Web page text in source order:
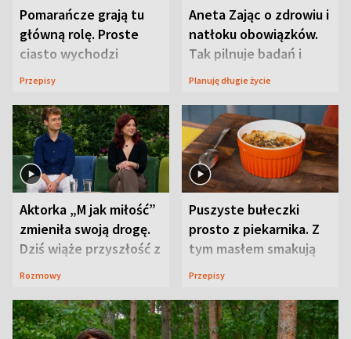
Pomarańcze grają tu
główną rolę. Proste
ciasto wychodzi
wyjątkowo wilgotne
Przepisy
Aneta Zając o zdrowiu i
natłoku obowiązków.
Tak pilnuje badań i
wizyt
Planuję długie życie
Aktorka „M jak miłość”
zmieniła swoją drogę.
Dziś wiąże przyszłość z
neurobiologią
Rozmowy
Puszyste bułeczki
prosto z piekarnika. Z
tym masłem smakują
jeszcze lepiej
Przepisy